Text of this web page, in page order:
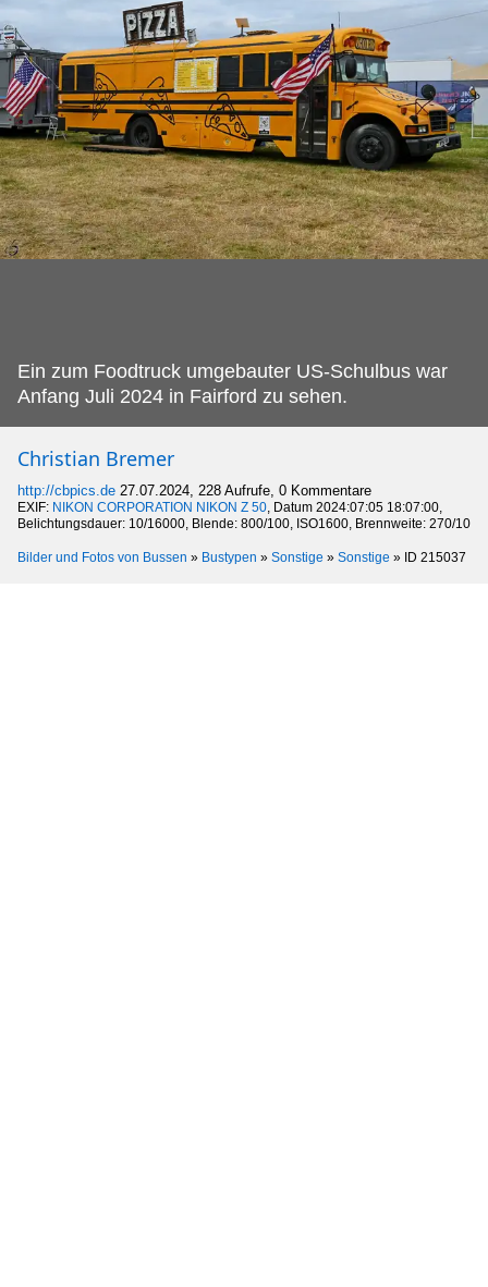
Ein zum Foodtruck umgebauter US-Schulbus war
Anfang Juli 2024 in Fairford zu sehen.
Christian Bremer
http://cbpics.de 27.07.2024, 228 Aufrufe, 0 Kommentare
EXIF: NIKON CORPORATION NIKON Z 50, Datum 2024:07:05 18:07:00,
Belichtungsdauer: 10/16000, Blende: 800/100, ISO1600, Brennweite: 270/10
Bilder und Fotos von Bussen » Bustypen » Sonstige » Sonstige » ID 215037